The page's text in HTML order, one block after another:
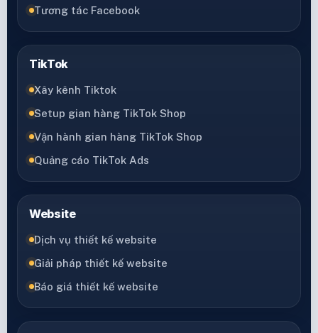
Tương tác Facebook
TikTok
Xây kênh Tiktok
Setup gian hàng TikTok Shop
Vận hành gian hàng TikTok Shop
Quảng cáo TikTok Ads
Website
Dịch vụ thiết kế website
Giải pháp thiết kế website
Báo giá thiết kế website